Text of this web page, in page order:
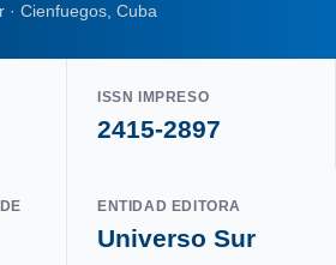
· Cienfuegos, Cuba
ISSN IMPRESO
2415-2897
ENTIDAD EDITORA
Universo Sur